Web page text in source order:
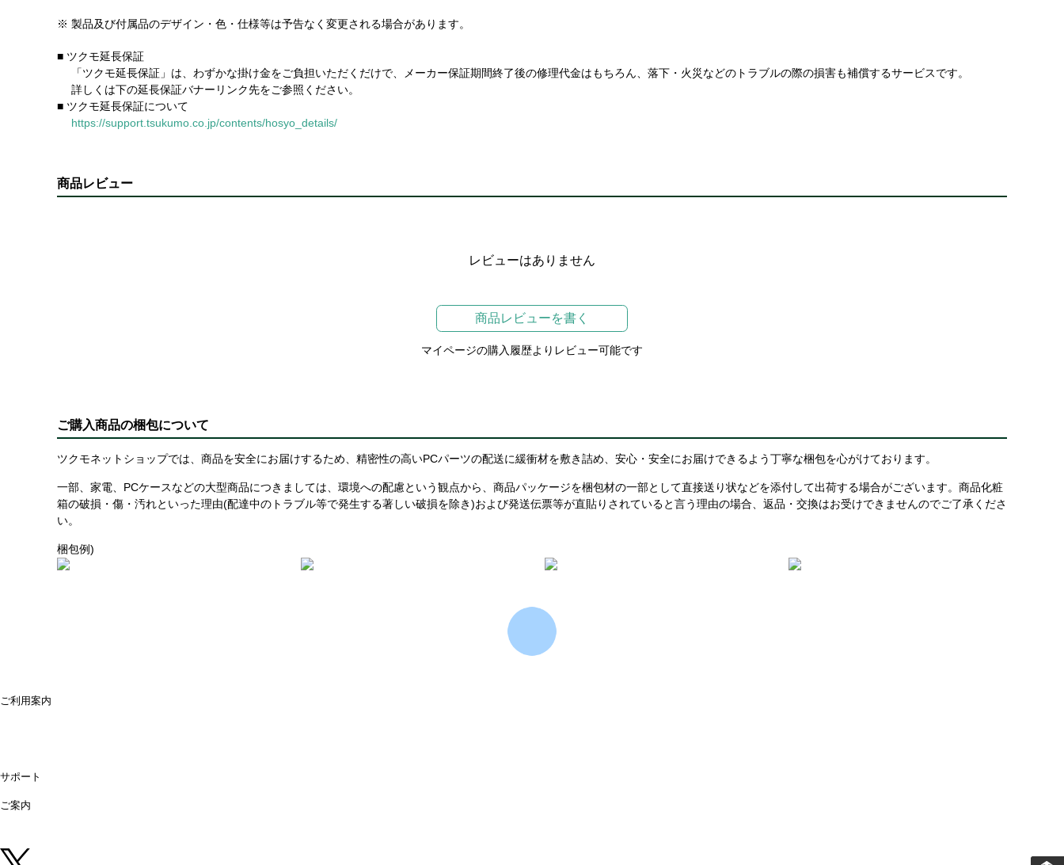
※ 製品及び付属品のデザイン・色・仕様等は予告なく変更される場合があります。
■ ツクモ延長保証
「ツクモ延長保証」は、わずかな掛け金をご負担いただくだけで、メーカー保証期間終了後の修理代金はもちろん、落下・火災などのトラブルの際の損害も補償するサービスです。
詳しくは下の延長保証バナーリンク先をご参照ください。
■ ツクモ延長保証について
https://support.tsukumo.co.jp/contents/hosyo_details/
商品レビュー
レビューはありません
商品レビューを書く
マイページの購入履歴よりレビュー可能です
ご購入商品の梱包について
ツクモネットショップでは、商品を安全にお届けするため、精密性の高いPCパーツの配送に緩衝材を敷き詰め、安心・安全にお届けできるよう丁寧な梱包を心がけております。
一部、家電、PCケースなどの大型商品につきましては、環境への配慮という観点から、商品パッケージを梱包材の一部として直接送り状などを添付して出荷する場合がございます。商品化粧
箱の破損・傷・汚れといった理由(配達中のトラブル等で発生する著しい破損を除き)および発送伝票等が直貼りされていると言う理由の場合、返品・交換はお受けできませんのでご了承くださ
い。
梱包例)
ご利用案内
サポート
ご案内